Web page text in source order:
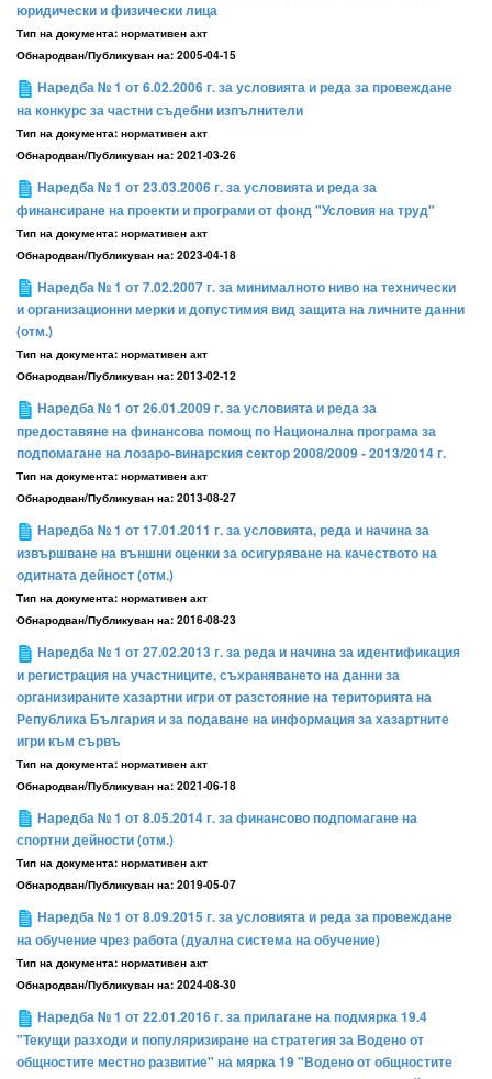
юридически и физически лица
Тип на документа: нормативен акт
Обнародван/Публикуван на: 2005-04-15
Наредба № 1 от 6.02.2006 г. за условията и реда за провеждане
на конкурс за частни съдебни изпълнители
Тип на документа: нормативен акт
Обнародван/Публикуван на: 2021-03-26
Наредба № 1 от 23.03.2006 г. за условията и реда за
финансиране на проекти и програми от фонд "Условия на труд"
Тип на документа: нормативен акт
Обнародван/Публикуван на: 2023-04-18
Наредба № 1 от 7.02.2007 г. за минималното ниво на технически
и организационни мерки и допустимия вид защита на личните данни
(отм.)
Тип на документа: нормативен акт
Обнародван/Публикуван на: 2013-02-12
Наредба № 1 от 26.01.2009 г. за условията и реда за
предоставяне на финансова помощ по Национална програма за
подпомагане на лозаро-винарския сектор 2008/2009 - 2013/2014 г.
Тип на документа: нормативен акт
Обнародван/Публикуван на: 2013-08-27
Наредба № 1 от 17.01.2011 г. за условията, реда и начина за
извършване на външни оценки за осигуряване на качеството на
одитната дейност (отм.)
Тип на документа: нормативен акт
Обнародван/Публикуван на: 2016-08-23
Наредба № 1 от 27.02.2013 г. за реда и начина за идентификация
и регистрация на участниците, съхраняването на данни за
организираните хазартни игри от разстояние на територията на
Република България и за подаване на информация за хазартните
игри към сървъ
Тип на документа: нормативен акт
Обнародван/Публикуван на: 2021-06-18
Наредба № 1 от 8.05.2014 г. за финансово подпомагане на
спортни дейности (отм.)
Тип на документа: нормативен акт
Обнародван/Публикуван на: 2019-05-07
Наредба № 1 от 8.09.2015 г. за условията и реда за провеждане
на обучение чрез работа (дуална система на обучение)
Тип на документа: нормативен акт
Обнародван/Публикуван на: 2024-08-30
Наредба № 1 от 22.01.2016 г. за прилагане на подмярка 19.4
"Текущи разходи и популяризиране на стратегия за Водено от
общностите местно развитие" на мярка 19 "Водено от общностите